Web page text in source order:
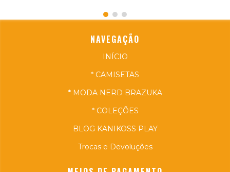
NAVEGAÇÃO
INÍCIO
* CAMISETAS
* MODA NERD BRAZUKA
* COLEÇÕES
BLOG KANIKOSS PLAY
Trocas e Devoluções